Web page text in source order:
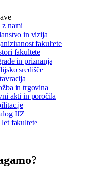
z nami
in vizija
fakultete
fakultete
in priznanja
središče
in trgovina
akti in poročila
IJZ
let fakultete